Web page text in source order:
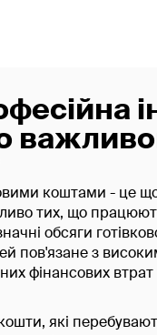
коштами - це
тих, що працюють
обсяги
пов'язане з
фінансових
які